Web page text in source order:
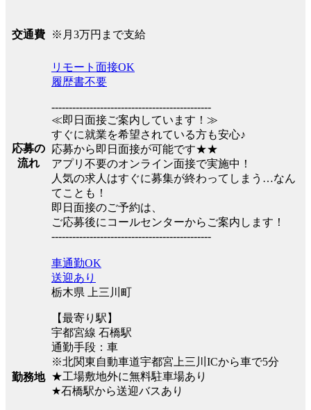
交通費 ※月3万円まで支給
応募の
流れ
リモート面接OK
履歴書不要
----------------------------------------------
≪即日面接ご案内しています！≫
すぐに就業を希望されている方も安心♪
応募から即日面接が可能です★★
アプリ不要のオンライン面接で実施中！
人気の求人はすぐに募集が終わってしまう…なん
てことも！
即日面接のご予約は、
ご応募後にコールセンターからご案内します！
----------------------------------------------
勤務地
車通勤OK
送迎あり
栃木県 上三川町
【最寄り駅】
宇都宮線 石橋駅
通勤手段：車
※北関東自動車道宇都宮上三川ICから車で5分
★工場敷地外に無料駐車場あり
★石橋駅から送迎バスあり